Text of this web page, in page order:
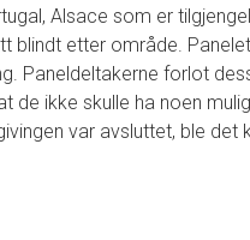
Alsace som er
blindt etter område.
Paneldeltakerne forlot
de ikke skulle ha noen
var avsluttet, ble det